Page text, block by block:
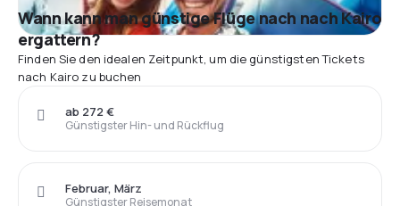
Wann kann man günstige Flüge nach nach Kairo
ergattern?
Finden Sie den idealen Zeitpunkt, um die günstigsten Tickets
nach Kairo zu buchen
Günstigster Hin- und Rückflug
ab 272 €
Günstigster Reisemonat
Februar, März